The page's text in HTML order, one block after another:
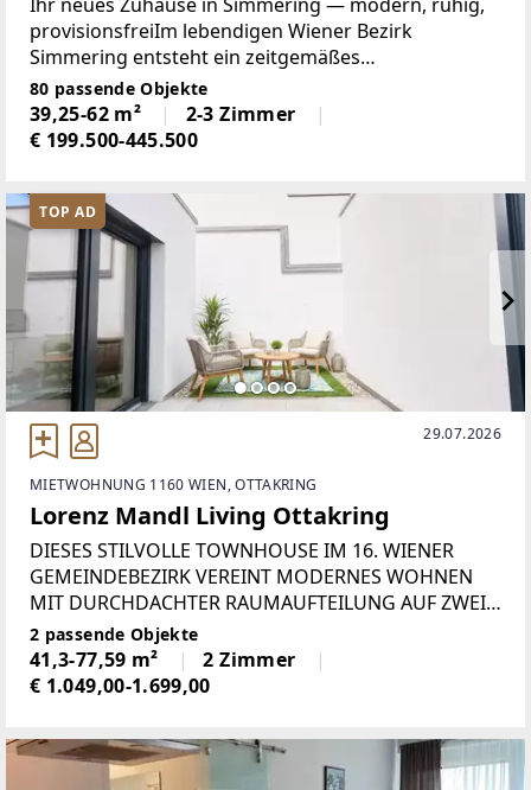
provisionsfreiIm lebendigen Wiener Bezirk
Simmering entsteht ein zeitgemäßes
Wohnbauprojekt mit 82 freifinanzierten
Eigentumswohnungen — provisionsfrei für Käufer.
Das fünfgeschossige Gebäude bietet
80 passende Objekte
39,25-62 m²
2-3 Zimmer
€ 199.500-445.500
TOP AD
29.07.2026
MIETWOHNUNG 1160 WIEN, OTTAKRING
Lorenz Mandl Living Ottakring
DIESES STILVOLLE TOWNHOUSE IM 16. WIENER
GEMEINDEBEZIRK VEREINT MODERNES WOHNEN
MIT DURCHDACHTER RAUMAUFTEILUNG AUF ZWEI
EBENEN UND BIETET EIN AUSSERGEWÖHNLICHES
WOHNGEFÜHL MIT PRIVATEM AUSSENBEREICH.Auf
rund 78 m² Wohnfläche erstreckt sich
2 passende Objekte
41,3-77,59 m²
2 Zimmer
€ 1.049,00-1.699,00